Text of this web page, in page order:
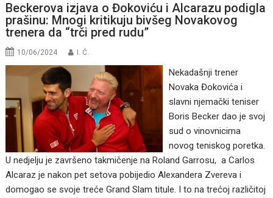
Beckerova izjava o Đokoviću i Alcarazu podigla
prašinu: Mnogi kritikuju bivšeg Novakovog
trenera da “trči pred rudu”
10/06/2024 I. Ć.
Nekadašnji trener
Novaka Đokovića i
slavni njemački teniser
Boris Becker dao je svoj
sud o vinovnicima
novog teniskog poretka.
U nedjelju je završeno takmičenje na Roland Garrosu, a Carlos
Alcaraz je nakon pet setova pobijedio Alexandera Zvereva i
domogao se svoje treće Grand Slam titule. I to na trećoj različitoj